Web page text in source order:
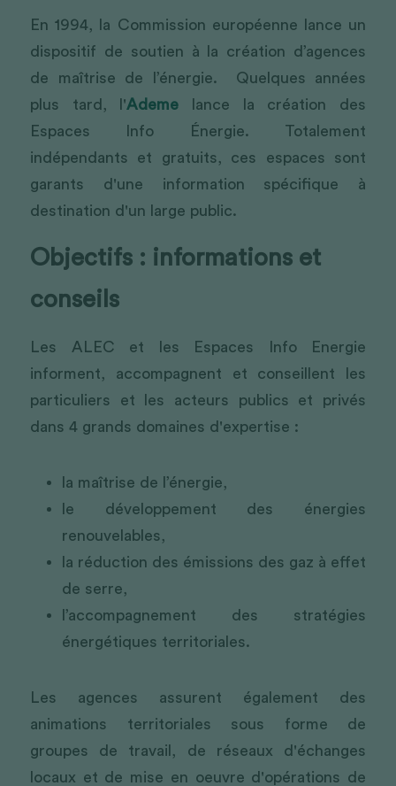
En 1994, la Commission européenne lance un
dispositif de soutien à la création d’agences
de maîtrise de l’énergie.  Quelques années
plus tard, l'Ademe lance la création des
Espaces Info Énergie. Totalement
indépendants et gratuits, ces espaces sont
garants d'une information spécifique à
destination d'un large public.
Objectifs : informations et
conseils
Les ALEC et les Espaces Info Energie
informent, accompagnent et conseillent les
particuliers et les acteurs publics et privés
dans 4 grands domaines d'expertise :
la maîtrise de l’énergie,
le développement des énergies
renouvelables,
la réduction des émissions des gaz à effet
de serre,
l’accompagnement des stratégies
énergétiques territoriales.
Les agences assurent également des
animations territoriales sous forme de
groupes de travail, de réseaux d'échanges
locaux et de mise en oeuvre d'opérations de